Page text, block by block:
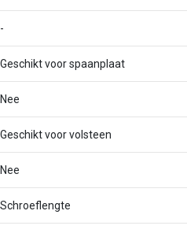
-
Geschikt voor spaanplaat
Nee
Geschikt voor volsteen
Nee
Schroeflengte